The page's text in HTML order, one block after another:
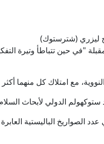
ليزري (شترستوك)
"في حين تتباطأ وتيرة
لأبحاث السلام" أنها تملك
الصواريخ الباليستية